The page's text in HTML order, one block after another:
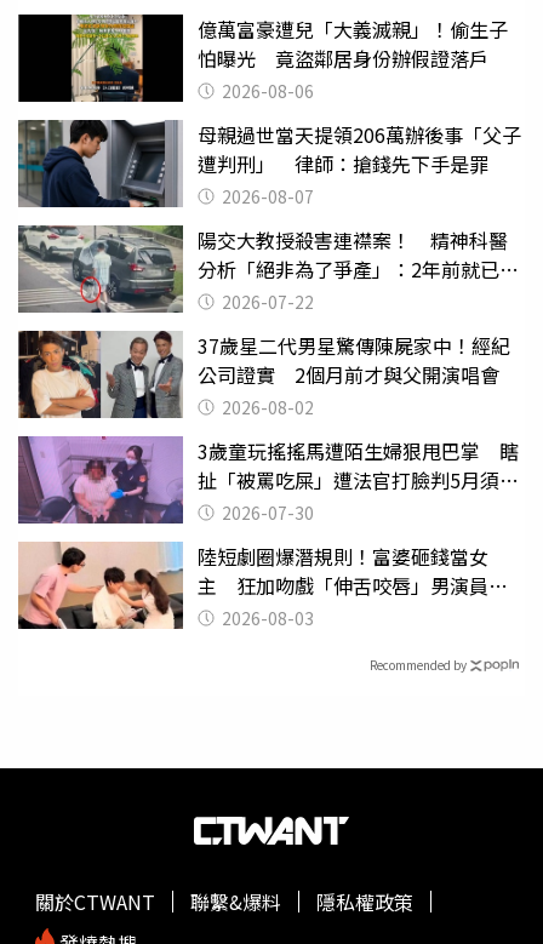
億萬富豪遭兒「大義滅親」！偷生子
怕曝光 竟盜鄰居身份辦假證落戶
2026-08-06
母親過世當天提領206萬辦後事「父子
遭判刑」 律師：搶錢先下手是罪
2026-08-07
陽交大教授殺害連襟案！ 精神科醫
分析「絕非為了爭產」：2年前就已言
行詭異
2026-07-22
37歲星二代男星驚傳陳屍家中！經紀
公司證實 2個月前才與父開演唱會
2026-08-02
3歲童玩搖搖馬遭陌生婦狠甩巴掌 瞎
扯「被罵吃屎」遭法官打臉判5月須入
監 2026-07-30
陸短劇圈爆潛規則！富婆砸錢當女
主 狂加吻戲「伸舌咬唇」男演員崩
潰 2026-08-03
Recommended by
關於CTWANT 聯繫&爆料
隱私權政策